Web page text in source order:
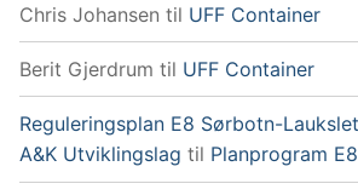
Chris Johansen til UFF Container
Berit Gjerdrum til UFF Container
Reguleringsplan E8 Sørbotn-
A&K Utviklingslag til Planprogram